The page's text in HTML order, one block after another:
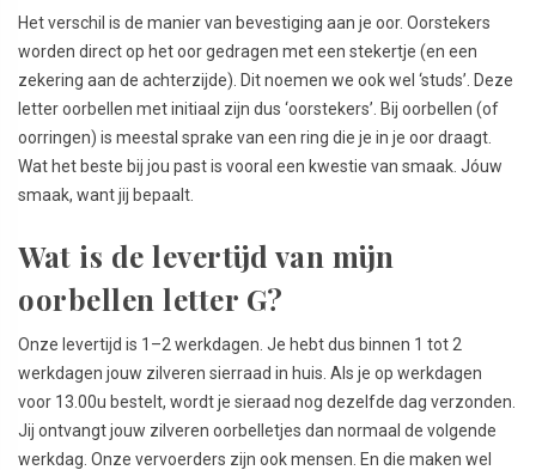
Het verschil is de manier van bevestiging aan je oor. Oorstekers
worden direct op het oor gedragen met een stekertje (en een
zekering aan de achterzijde). Dit noemen we ook wel ‘studs’. Deze
letter oorbellen met initiaal zijn dus ‘oorstekers’. Bij oorbellen (of
oorringen) is meestal sprake van een ring die je in je oor draagt.
Wat het beste bij jou past is vooral een kwestie van smaak. Jóuw
smaak, want jij bepaalt.
Wat is de levertijd van mijn
oorbellen letter G?
Onze levertijd is 1–2 werkdagen. Je hebt dus binnen 1 tot 2
werkdagen jouw zilveren sierraad in huis. Als je op werkdagen
voor 13.00u bestelt, wordt je sieraad nog dezelfde dag verzonden.
Jij ontvangt jouw zilveren oorbelletjes dan normaal de volgende
werkdag. Onze vervoerders zijn ook mensen. En die maken wel